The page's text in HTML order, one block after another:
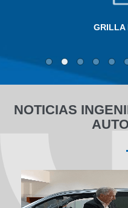
GRILLA
NOTICIAS